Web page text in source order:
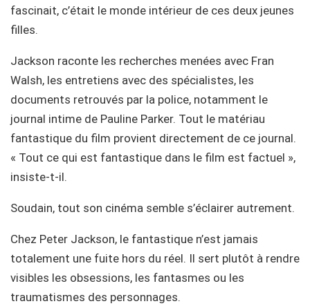
fascinait, c’était le monde intérieur de ces deux jeunes
filles.
Jackson raconte les recherches menées avec Fran
Walsh, les entretiens avec des spécialistes, les
documents retrouvés par la police, notamment le
journal intime de Pauline Parker. Tout le matériau
fantastique du film provient directement de ce journal.
« Tout ce qui est fantastique dans le film est factuel »,
insiste-t-il.
Soudain, tout son cinéma semble s’éclairer autrement.
Chez Peter Jackson, le fantastique n’est jamais
totalement une fuite hors du réel. Il sert plutôt à rendre
visibles les obsessions, les fantasmes ou les
traumatismes des personnages.